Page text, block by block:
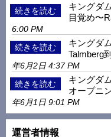
キングダ
目覚め〜
6:00 PM
キングダ
Talmberg
年6月2日 4:37 PM
キングダ
オープニ
年6月1日 9:01 PM
運営者情報